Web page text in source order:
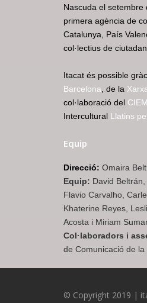
Nascuda el setembre
primera agència de
Catalunya, País
col·lectius de
Itacat és possible
Barcelona , de la
col·laboració del
Intercultural Llatins
Equip
Direcció: Omaira
Equip: David
Flavio Carvalho,
Khaterine Reyes,
Acosta i Miriam
Col·laboradors i
de Comunicació de
© Copyright 2019 |